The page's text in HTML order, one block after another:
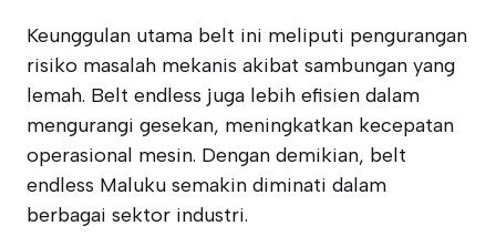
Keunggulan utama belt ini meliputi pengurangan
risiko masalah mekanis akibat sambungan yang
lemah. Belt endless juga lebih efisien dalam
mengurangi gesekan, meningkatkan kecepatan
operasional mesin. Dengan demikian, belt
endless Maluku semakin diminati dalam
berbagai sektor industri.